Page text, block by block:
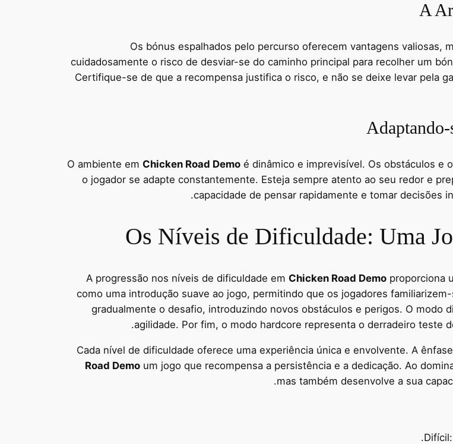
A
Os bónus espalhados pelo percurso oferecem vantagens valiosas,
cuidadosamente o risco de desviar-se do caminho principal para recolher um
Certifique-se de que a recompensa justifica o risco, e não se deixe levar pela
O ambiente em Chicken Road Demo é dinâmico e imprevisível. Os obstáculos e
o jogador se adapte constantemente. Esteja sempre atento ao seu redor e
capacidade de pensar rapidamente e tomar decisões
Os Níveis de Dificuldade: Uma
A progressão nos níveis de dificuldade em Chicken Road Demo proporciona
como uma introdução suave ao jogo, permitindo que os jogadores
gradualmente o desafio, introduzindo novos obstáculos e perigos. O modo
agilidade. Por fim, o modo hardcore representa o derradeiro teste
Cada nível de dificuldade oferece uma experiência única e envolvente. A
Road Demo um jogo que recompensa a persistência e a dedicação. Ao
mas também desenvolve a sua